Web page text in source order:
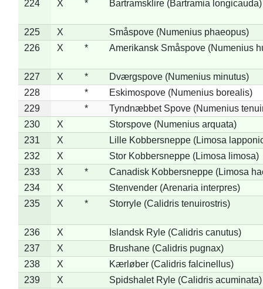
224
X * Bartramsklire (Bartramia longicauda)
225 X
Småspove (Numenius phaeopus)
226
X * Amerikansk Småspove (Numenius
227 X *
Dværgspove (Numenius minutus)
228
*
Eskimospove (Numenius borealis)
229
*
Tyndnæbbet Spove (Numenius
230
X
Storspove (Numenius arquata)
231
X
Lille Kobbersneppe (Limosa
232
X
Stor Kobbersneppe (Limosa limosa)
233
X *
Canadisk Kobbersneppe (Limosa
234
X
Stenvender (Arenaria interpres)
235
X * Storryle (Calidris tenuirostris)
236 X
Islandsk Ryle (Calidris canutus)
237
X
Brushane (Calidris pugnax)
238
X
Kærløber (Calidris falcinellus)
239
X
Spidshalet Ryle (Calidris acuminata)